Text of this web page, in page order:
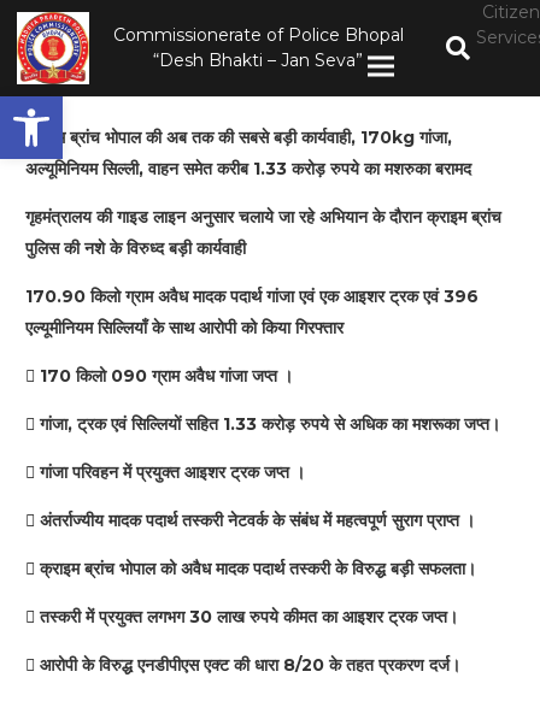
Open toolbar
Commissionerate of Police Bhopal
“Desh Bhakti – Jan Seva”
Citizen
क्राइम ब्रांच भोपाल की अब तक की सबसे बड़ी कार्यवाही, 170kg गांजा,
अल्यूमिनियम सिल्ली, वाहन समेत करीब 1.33 करोड़ रुपये का मशरुका बरामद
गृहमंत्रालय की गाइड लाइन अनुसार चलाये जा रहे अभियान के दौरान क्राइम ब्रांच
पुलिस की नशे के विरुध्द बड़ी कार्यवाही
170.90 किलो ग्राम अवैध मादक पदार्थ गांजा एवं एक आइशर ट्रक एवं 396
एल्यूमीनियम सिल्लियाँ के साथ आरोपी को किया गिरफ्तार
 170 किलो 090 ग्राम अवैध गांजा जप्त ।
 गांजा, ट्रक एवं सिल्लियों सहित 1.33 करोड़ रुपये से अधिक का मशरूका जप्त।
 गांजा परिवहन में प्रयुक्त आइशर ट्रक जप्त ।
 अंतर्राज्यीय मादक पदार्थ तस्करी नेटवर्क के संबंध में महत्वपूर्ण सुराग प्राप्त ।
 क्राइम ब्रांच भोपाल को अवैध मादक पदार्थ तस्करी के विरुद्ध बड़ी सफलता।
 तस्करी में प्रयुक्त लगभग 30 लाख रुपये कीमत का आइशर ट्रक जप्त।
 आरोपी के विरुद्ध एनडीपीएस एक्ट की धारा 8/20 के तहत प्रकरण दर्ज।